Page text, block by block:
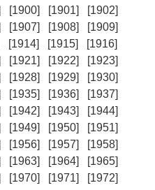
[1900] [1901]
[1902]
[1907] [1908]
[1909]
[1914] [1915]
[1916]
[1921] [1922]
[1923]
[1928] [1929]
[1930]
[1935] [1936]
[1937]
[1942] [1943]
[1944]
[1949] [1950]
[1951]
[1956] [1957]
[1958]
[1963] [1964]
[1965]
[1970] [1971]
[1972]